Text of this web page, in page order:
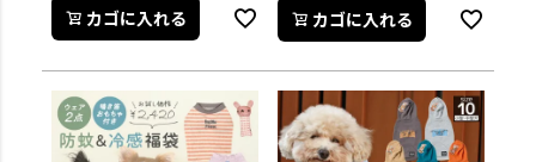
カゴに入れる カゴに入れる